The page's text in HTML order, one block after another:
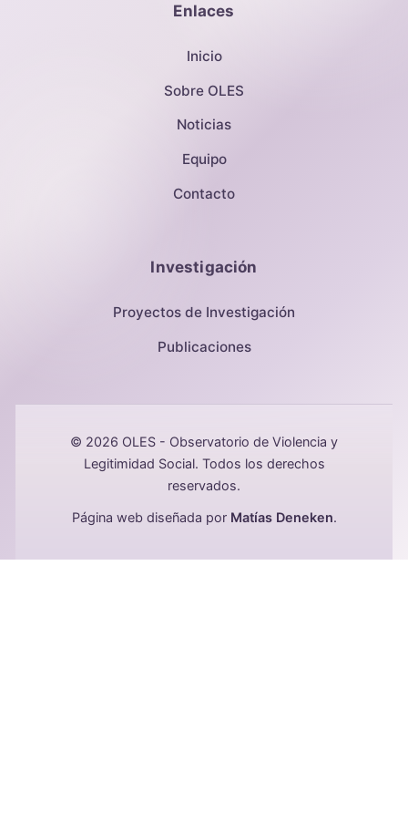
Enlaces
Inicio
Sobre OLES
Noticias
Equipo
Contacto
Investigación
Proyectos de Investigación
Publicaciones
© 2026 OLES - Observatorio de Violencia y
Legitimidad Social. Todos los derechos
reservados.
Página web diseñada por Matías Deneken.